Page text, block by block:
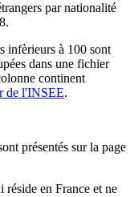
par nationalité
infèrieurs à 100 sont
dans une fichier
continent
de l'INSEE.
présentés sur la page
réside en France et ne